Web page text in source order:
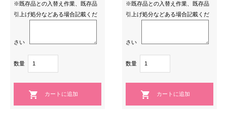
※既存品との入替え作業、既存品
引上げ処分などある場合記載くだ
さい
数量
※既存品との入替え作業、既存品
引上げ処分などある場合記載くだ
さい
数量